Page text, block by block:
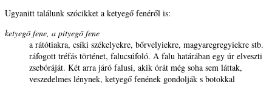
Ugyanitt találunk szócikket a ketyegő fenéről is:
ketyegő fene, a pityegő fene
a rátótiakra, csíki székelyekre, bőrvelyiekre, magyaregregyiekre stb.
ráfogott tréfás történet, falucsúfoló. A falu határában egy úr elveszti
zsebóráját. Két arra járó falusi, akik órát még soha sem láttak,
veszedelmes lénynek, ketyegő fenének gondolják s botokkal